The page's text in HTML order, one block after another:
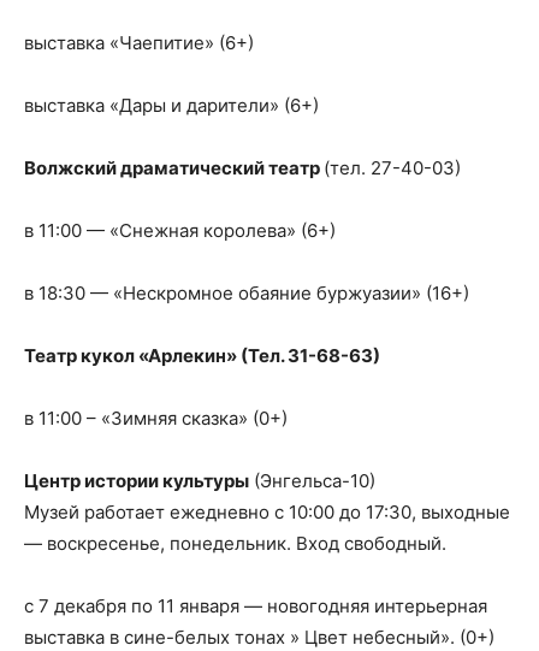
выставка «Чаепитие» (6+)
выставка «Дары и дарители» (6+)
Волжский драматический театр (тел. 27-40-03)
в 11:00 — «Снежная королева» (6+)
в 18:30 — «Нескромное обаяние буржуазии» (16+)
Театр кукол «Арлекин» (Тел. 31-68-63)
в 11:00 – «Зимняя сказка» (0+)
Центр истории культуры (Энгельса-10)
Музей работает ежедневно с 10:00 до 17:30, выходные
— воскресенье, понедельник. Вход свободный.
с 7 декабря по 11 января — новогодняя интерьерная
выставка в сине-белых тонах » Цвет небесный». (0+)